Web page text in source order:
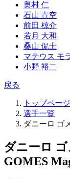
奥村 仁
石山 青空
前田 椋介
若月 大和
桑山 侃士
マテウス モ
小野 裕二
戻る
トップページ
選手一覧
ダニーロ ゴ
ダニーロ
GOMES